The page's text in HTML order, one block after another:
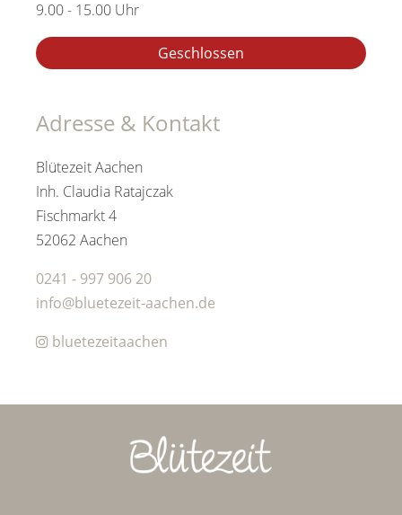
9.00 - 15.00 Uhr
Geschlossen
Adresse & Kontakt
Blütezeit Aachen
Inh. Claudia Ratajczak
Fischmarkt 4
52062 Aachen
0241 - 997 906 20
info@bluetezeit-aachen.de
bluetezeitaachen